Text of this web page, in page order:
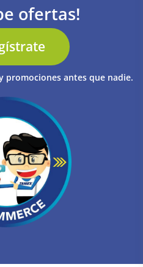
ofertas!
promociones antes que nadie.